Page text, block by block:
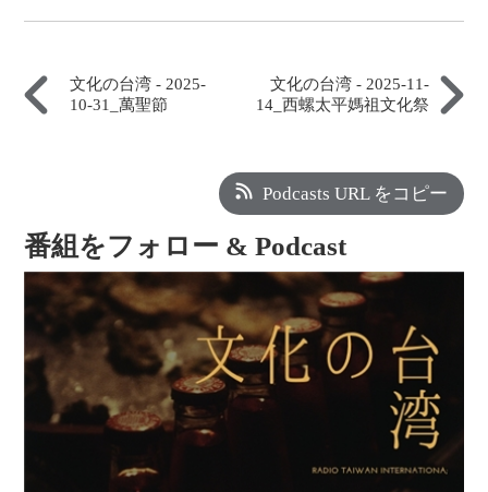
文化の台湾 - 2025-
10-31_萬聖節
文化の台湾 - 2025-11-
14_西螺太平媽祖文化祭
Podcasts URL をコピー
番組をフォロー & Podcast